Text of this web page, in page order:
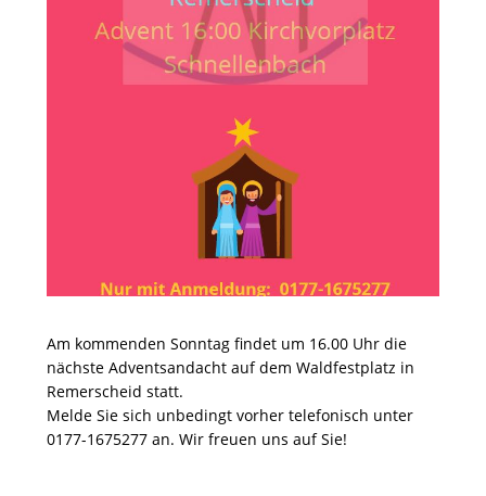
Am kommenden Sonntag findet um 16.00 Uhr die
nächste Adventsandacht auf dem Waldfestplatz in
Remerscheid statt.
Melde Sie sich unbedingt vorher telefonisch unter
0177-1675277 an. Wir freuen uns auf Sie!